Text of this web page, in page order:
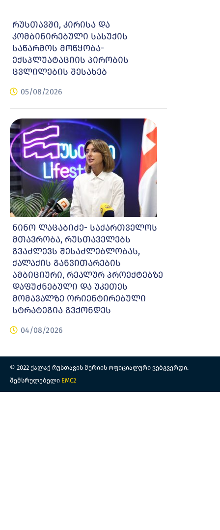
რუსთავში, კირისა და
კომბინირებული სასუქის
საწარმოს მოწყობა-
ექსპლუატაციის პირობის
ცვლილების შესახებ
05/08/2026
ნინო ლაცაბიძე- საქართველოს
მთავრობა, რუსთაველებს
გვაძლევს შესაძლებლობას,
ქალაქის განვითარების
ამბიციური, რეალურ პროექტებზე
დაფუძნებული და უკეთეს
მომავალზე ორიენტირებული
სტრატეგია გვქონდეს
04/08/2026
© 2022 ქალაქ რუსთავის მერიის ოფიციალური ვებგვერდი.
შემსრულებელი EMC2